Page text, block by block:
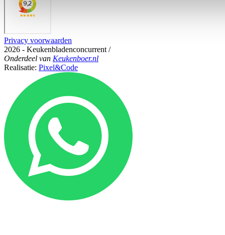
Privacy voorwaarden
2026 - Keukenbladenconcurrent /
Onderdeel van Keukenboer.nl
Realisatie: Pixel&Code